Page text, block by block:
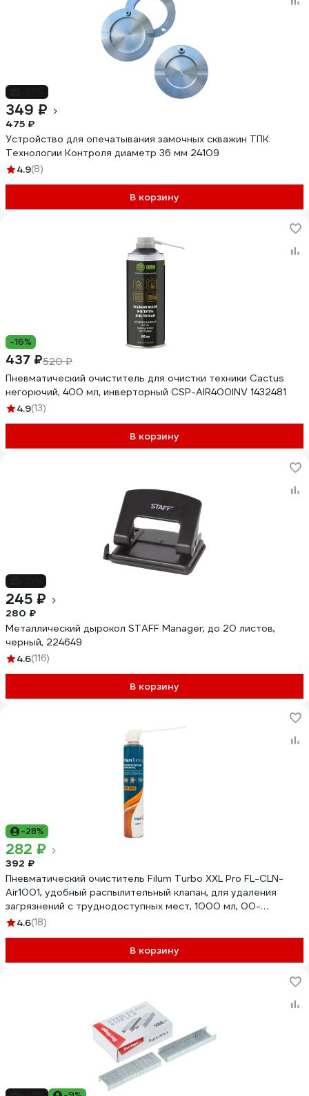
349 ₽
475 ₽
Устройство для опечатывания замочных скважин ТПК
Технологии Контроля диаметр 36 мм 24109
4.9(8)
В корзину
-16%
437 ₽520 ₽
Пневматический очиститель для очистки техники Cactus
негорючий, 400 мл, инверторный CSP-AIR400INV 1432481
4.9(13)
В корзину
245 ₽
280 ₽
Металлический дырокол STAFF Manager, до 20 листов,
черный, 224649
4.6(116)
В корзину
-28%
282 ₽
392 ₽
Пневматический очиститель Filum Turbo XXL Pro FL-CLN-
Air1001, удобный распылительный клапан, для удаления
загрязнений с труднодоступных мест, 1000 мл, 00-
00966492
4.6(18)
В корзину